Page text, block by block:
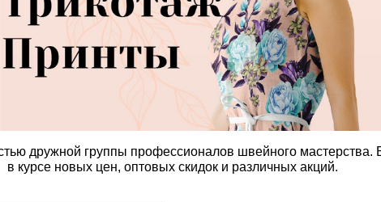
дружной группы профессионалов швейного мастерства.
в курсе новых цен, оптовых скидок и различных акций.